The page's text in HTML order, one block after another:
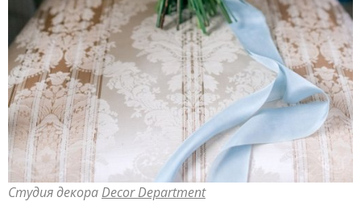
Студия декораDecor Department